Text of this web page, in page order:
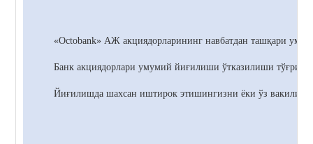
«Octobank» АЖ акциядорларининг навбатдан ташқари
Банк акциядорлари умумий йиғилиши ўтказилиши
Йиғилишда шахсан иштирок этишингизни ёки ўз